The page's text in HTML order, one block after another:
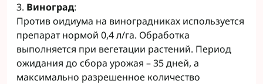
3. Виноград:
Против оидиума на виноградниках используется
препарат нормой 0,4 л/га. Обработка
выполняется при вегетации растений. Период
ожидания до сбора урожая – 35 дней, а
максимально разрешенное количество